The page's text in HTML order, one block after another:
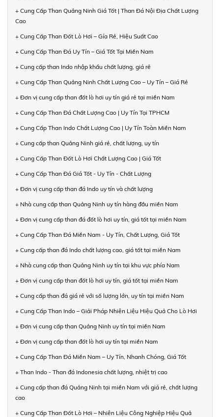
+ Cung Cấp Than Quảng Ninh Giá Tốt | Than Đá Nội Địa Chất Lượng
Cao
+ Cung Cấp Than Đốt Lò Hơi – Gía Rẻ, Hiệu Suất Cao
+ Cung Cấp Than Đá Uy Tín – Giá Tốt Tại Miền Nam
+ Cung cấp than Indo nhập khẩu chất lượng, giá rẻ
+ Cung Cấp Than Quảng Ninh Chất Lượng Cao – Uy Tín – Giá Rẻ
+ Đơn vị cung cấp than đốt lò hơi uy tín giá rẻ tại miền Nam
+ Cung Cấp Than Đá Chất Lượng Cao | Uy Tín Tại TPHCM
+ Cung Cấp Than Indo Chất Lượng Cao | Uy Tín Toàn Miền Nam
+ Cung cấp than Quảng Ninh giá rẻ, chất lượng, uy tín
+ Cung Cấp Than Đốt Lò Hơi Chất Lượng Cao | Giá Tốt
+ Cung Cấp Than Đá Giá Tốt - Uy Tín - Chất Lượng
+ Đơn vị cung cấp than đá Indo uy tín và chất lượng
+ Nhà cung cấp than Quảng Ninh uy tín hàng đầu miền Nam
+ Đơn vị cung cấp than đá đốt lò hơi uy tín, giá tốt tại miền Nam
+ Cung Cấp Than Đá Miền Nam - Uy Tín, Chất Lượng, Giá Tốt
+ Cung cấp than đá Indo chất lượng cao, giá tốt tại miền Nam
+ Nhà cung cấp than Quảng Ninh uy tín tại khu vực phía Nam
+ Đơn vị cung cấp than đốt lò hơi uy tín, giá tốt tại miền Nam
+ Cung cấp than đá giá rẻ với số lượng lớn, uy tín tại miền Nam
+ Cung Cấp Than Indo – Giải Pháp Nhiên Liệu Hiệu Quả Cho Lò Hơi
+ Đơn vị cung cấp than Quảng Ninh uy tín tại miền Nam
+ Đơn vị cung cấp than đốt lò hơi uy tín tại miền Nam
+ Cung Cấp Than Đá Miền Nam – Uy Tín, Nhanh Chóng, Giá Tốt
+ Than Indo - Than đá Indonesia chất lượng, nhiệt trị cao
+ Cung cấp than đá Quảng Ninh tại miền Nam với giá rẻ, chất lượng
cao
+ Cung Cấp Than Đốt Lò Hơi – Nhiên Liệu Công Nghiệp Hiệu Quả